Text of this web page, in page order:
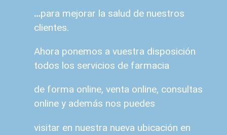
…para mejorar la salud de nuestros
clientes.
Ahora ponemos a vuestra disposición
todos los servicios de farmacia
de forma online, venta online, consultas
online y además nos puedes
visitar en nuestra nueva ubicación en